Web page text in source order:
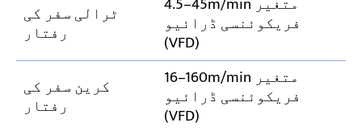
ٹرالی سفر کی
رفتار فریکوئنسی ڈرائیو
(VFD)
کرین سفر کی
رفتار
16–160m/min متغیر
فریکوئنسی ڈرائیو
(VFD)